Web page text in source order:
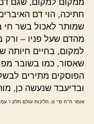
ממקום למקום, שגם
חתיכה, הוי דם
שמותר לאכול בשר חי
מהדם שעל פניו –
למקום, בחיים
שאסור, כמו בשובר
הפוסקים מתירים
ובדיעבד שנעשה כן,
אומר ח"ח סי' ט. הליכות עולם חלק ו'